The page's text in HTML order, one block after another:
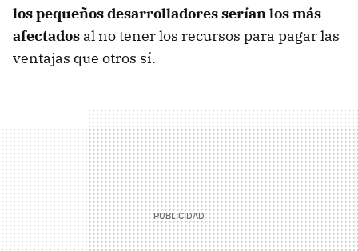
los pequeños desarrolladores serían los más
afectados al no tener los recursos para pagar las
ventajas que otros sí.